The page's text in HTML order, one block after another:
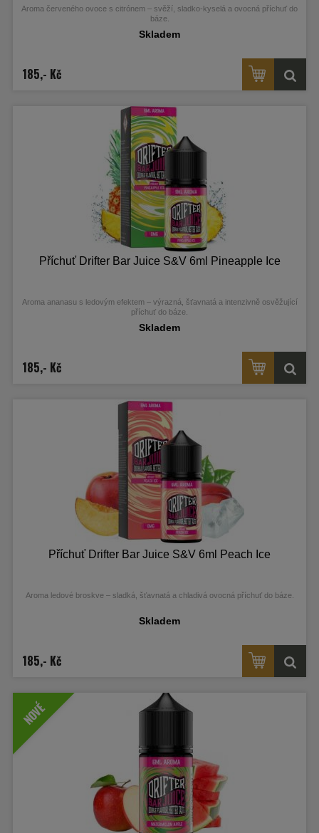
Aroma červeného ovoce s citrónem – svěží, sladko‑kyselá a ovocná příchuť do
báze.
Skladem
185,- Kč
Příchuť Drifter Bar Juice S&V 6ml Pineapple Ice
Aroma ananasu s ledovým efektem – výrazná, šťavnatá a intenzivně osvěžující
příchuť do báze.
Skladem
185,- Kč
Příchuť Drifter Bar Juice S&V 6ml Peach Ice
Aroma ledové broskve – sladká, šťavnatá a chladivá ovocná příchuť do báze.
Skladem
185,- Kč
NOVÉ